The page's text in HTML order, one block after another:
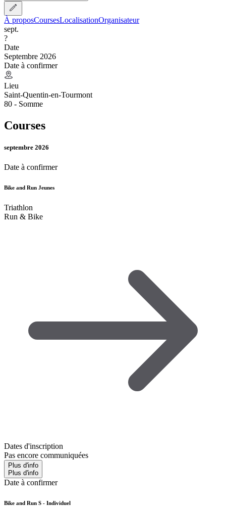
À proposCoursesLocalisationOrganisateur
sept.
?
Date
Septembre 2026
Date à confirmer
Lieu
Saint-Quentin-en-Tourmont
80 - Somme
Courses
septembre 2026
Date à confirmer
Bike and Run Jeunes
Triathlon
Run & Bike
Dates d'inscription
Pas encore communiquées
Plus d'info
Plus d'info
Date à confirmer
Bike and Run S - Individuel